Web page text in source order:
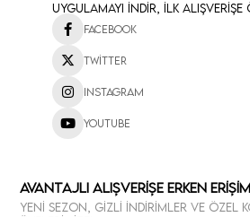
Uygulamayı İndir, İlk Alışverişe
Facebook
Twitter
Instagram
Youtube
Avantajlı Alışverişe Erken Erişim
Yeni sezon, gizli indirimler ve özel